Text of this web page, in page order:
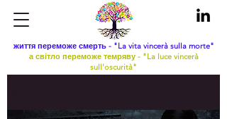
життя переможе смерть - "La vita vincerà sulla morte"
а світло переможе темряву - "La luce vincerà
sull'oscurità"